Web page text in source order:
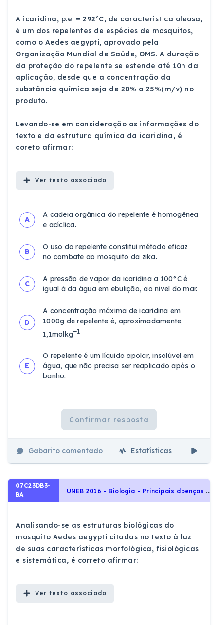
A icaridina, p.e. = 292°C, de caracteristica oleosa,
é um dos repelentes de espécies de mosquitos,
como o Aedes aegypti, aprovado pela
Organização Mundial de Saúde, OMS. A duração
da proteção do repelente se estende até 10h da
aplicação, desde que a concentração da
substância química seja de 20% a 25%(m/v) no
produto.
Levando-se em consideração as informações do
texto e da estrutura química da icaridina, é
coreto afirmar:
Ver texto associado
A
A cadeia orgânica do repelente é homogênea
e acíclica.
B
O uso do repelente constitui método eficaz
no combate ao mosquito da zika.
C
A pressão de vapor da icaridina a 100°C é
igual à da água em ebulição, ao nível do mar.
D
A concentração máxima de icaridina em
1000g de repelente é, aproximadamente,
1,1molkg−1
E
O repelente é um líquido apolar, insolúvel em
água, que não precisa ser reaplicado após o
banho.
Confirmar resposta
Gabarito comentado Estatísticas
07C23DB3-
BA
U
NEB 2016 - Biologia - Principais doenças endêmicas no Brasil, Qualidade de vida das populações humanas
Analisando-se as estruturas biológicas do
mosquito Aedes aegypti citadas no texto à luz
de suas características morfológica, fisiológicas
e sistemática, é correto afirmar:
Ver texto associado